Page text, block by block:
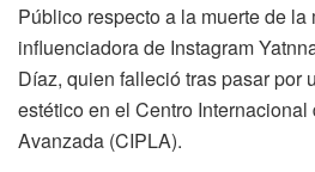
Público respecto a la muerte de la
influenciadora de Instagram
Díaz, quien falleció tras pasar por
estético en el Centro
Avanzada (CIPLA).